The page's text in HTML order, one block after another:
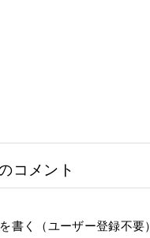
コメント
書く（ユーザー登録不要）